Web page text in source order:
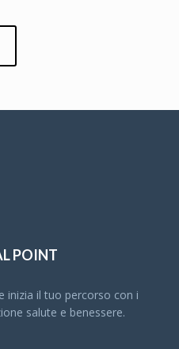
POINT
inizia il tuo percorso con i
salute e benessere.